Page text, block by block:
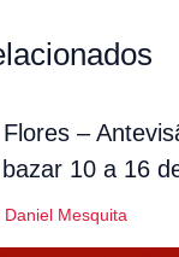
–
10 a 16
Daniel Mesquita